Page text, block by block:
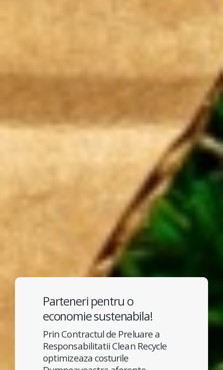
Parteneri pentru o
economie sustenabila!
Prin Contractul de Preluare a
Responsabilitatii Clean Recycle
optimizeaza costurile